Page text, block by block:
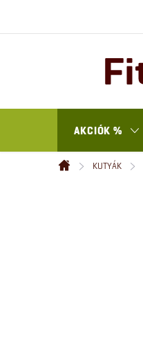
AKCIÓK %
Kezdőlap
KUTYÁK